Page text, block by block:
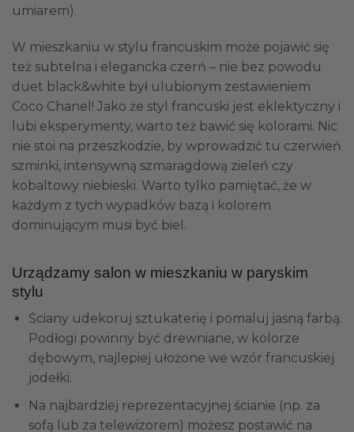
umiarem).
W mieszkaniu w stylu francuskim może pojawić się
też subtelna i elegancka czerń – nie bez powodu
duet black&white był ulubionym zestawieniem
Coco Chanel! Jako że styl francuski jest eklektyczny i
lubi eksperymenty, warto też bawić się kolorami. Nic
nie stoi na przeszkodzie, by wprowadzić tu czerwień
szminki, intensywną szmaragdową zieleń czy
kobaltowy niebieski. Warto tylko pamiętać, że w
każdym z tych wypadków bazą i kolorem
dominującym musi być biel.
Urządzamy salon w mieszkaniu w paryskim
stylu
Ściany udekoruj sztukaterię i pomaluj jasną farbą.
Podłogi powinny być drewniane, w kolorze
dębowym, najlepiej ułożone we wzór francuskiej
jodełki.
Na najbardziej reprezentacyjnej ścianie (np. za
sofą lub za telewizorem) możesz postawić na